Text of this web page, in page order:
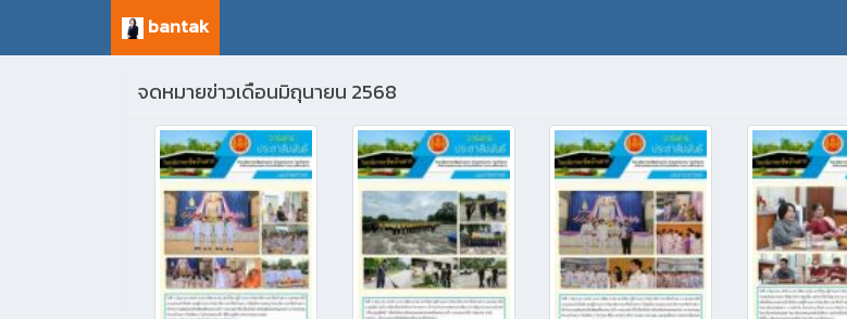
bantak
จดหมายข่าวเดือนมิถุนายน 2568